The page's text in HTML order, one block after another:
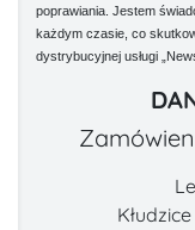
poprawiania. Jestem
każdym czasie, co
dystrybucyjnej usługi